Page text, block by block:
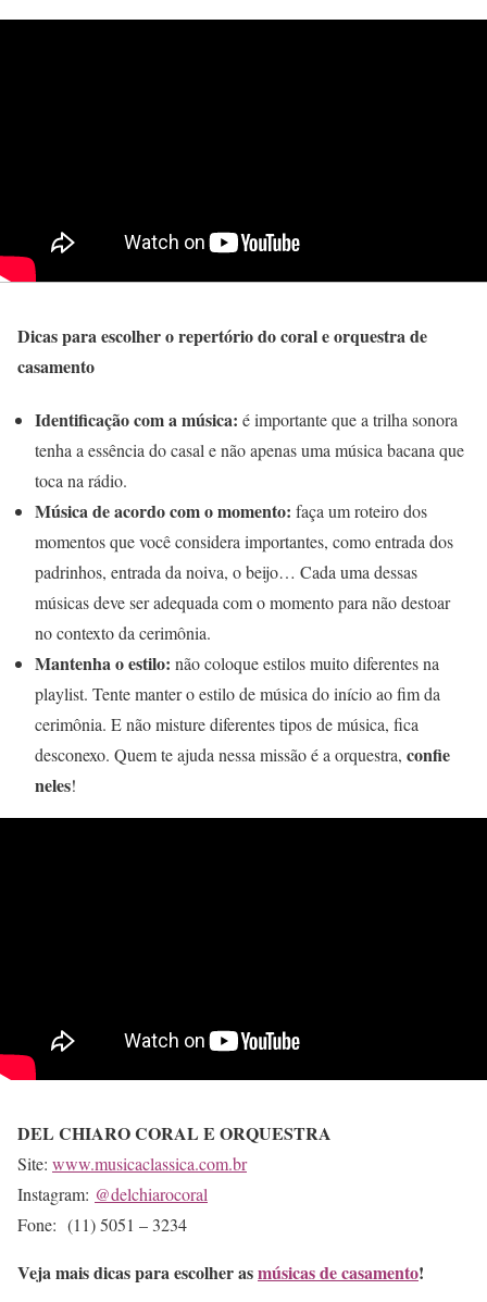
Dicas para escolher o repertório do coral e orquestra de
casamento
Identificação com a música: é importante que a trilha sonora
tenha a essência do casal e não apenas uma música bacana que
toca na rádio.
Música de acordo com o momento: faça um roteiro dos
momentos que você considera importantes, como entrada dos
padrinhos, entrada da noiva, o beijo… Cada uma dessas
músicas deve ser adequada com o momento para não destoar
no contexto da cerimônia.
Mantenha o estilo: não coloque estilos muito diferentes na
playlist. Tente manter o estilo de música do início ao fim da
cerimônia. E não misture diferentes tipos de música, fica
desconexo. Quem te ajuda nessa missão é a orquestra, confie
neles!
DEL CHIARO CORAL E ORQUESTRA
Site: www.musicaclassica.com.br
Instagram: @delchiarocoral
Fone: (11) 5051 – 3234
Veja mais dicas para escolher asmúsicas de casamento!